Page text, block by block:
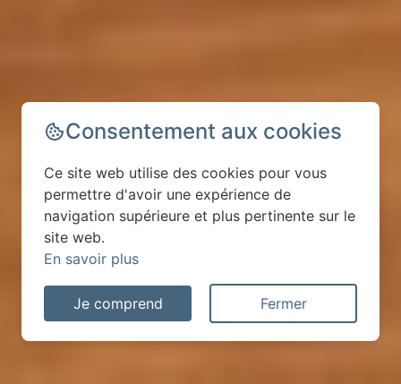
Consentement aux cookies
Ce site web utilise des cookies pour vous
permettre d'avoir une expérience de
navigation supérieure et plus pertinente sur le
site web.
En savoir plus
Je comprend Fermer